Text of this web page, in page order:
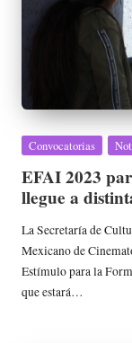
Publicada
Convocatorias
EFAI 2023
llegue a
La Secretaría de
Mexicano de
Estímulo para la
que estará…